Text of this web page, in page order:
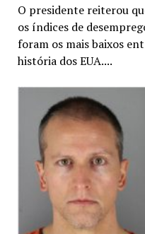
O presidente reiterou
os índices de
foram os mais baixos
história dos EUA....